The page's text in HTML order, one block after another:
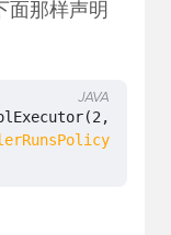
面那样声明
(2,
JAVA